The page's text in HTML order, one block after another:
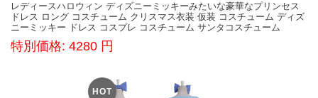
レディースハロウィン ディズニーミッキーみたいな豪華なプリンセス
ドレス ロング コスチューム クリスマス衣装 仮装 コスチューム ディズ
ニーミッキー ドレス コスプレ コスチューム サンタコスチューム
特別価格: 4280 円
HOT